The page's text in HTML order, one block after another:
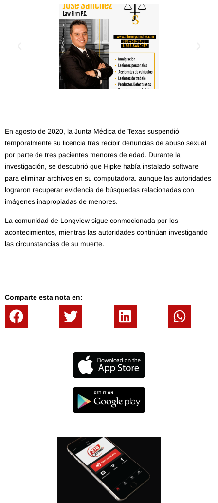
En agosto de 2020, la Junta Médica de Texas suspendió
temporalmente su licencia tras recibir denuncias de abuso sexual
por parte de tres pacientes menores de edad. Durante la
investigación, se descubrió que Hipke había instalado software
para eliminar archivos en su computadora, aunque las autoridades
lograron recuperar evidencia de búsquedas relacionadas con
imágenes inapropiadas de menores.
La comunidad de Longview sigue conmocionada por los
acontecimientos, mientras las autoridades continúan investigando
las circunstancias de su muerte.
Comparte esta nota en: